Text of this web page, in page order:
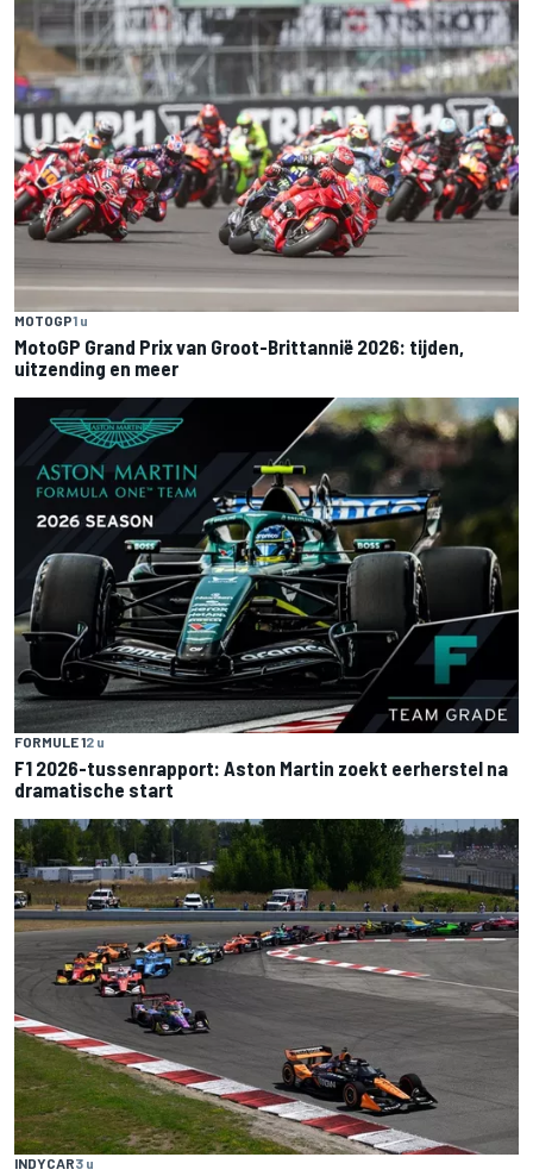
MOTOGP1 u
MotoGP Grand Prix van Groot-Brittannië 2026: tijden,
uitzending en meer
FORMULE 12 u
F1 2026-tussenrapport: Aston Martin zoekt eerherstel na
dramatische start
INDYCAR3 u